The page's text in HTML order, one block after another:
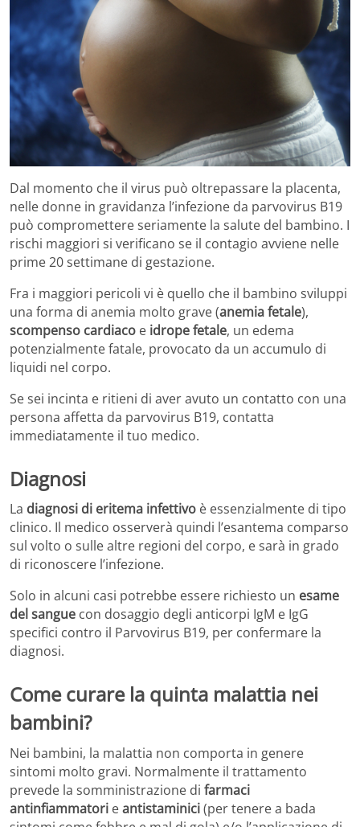
Dal momento che il virus può oltrepassare la placenta,
nelle donne in gravidanza l’infezione da parvovirus B19
può compromettere seriamente la salute del bambino. I
rischi maggiori si verificano se il contagio avviene nelle
prime 20 settimane di gestazione.
Fra i maggiori pericoli vi è quello che il bambino sviluppi
una forma di anemia molto grave (anemia fetale),
scompenso cardiaco e idrope fetale, un edema
potenzialmente fatale, provocato da un accumulo di
liquidi nel corpo.
Se sei incinta e ritieni di aver avuto un contatto con una
persona affetta da parvovirus B19, contatta
immediatamente il tuo medico.
Diagnosi
La diagnosi di eritema infettivo è essenzialmente di tipo
clinico. Il medico osserverà quindi l’esantema comparso
sul volto o sulle altre regioni del corpo, e sarà in grado
di riconoscere l’infezione.
Solo in alcuni casi potrebbe essere richiesto un esame
del sangue con dosaggio degli anticorpi IgM e IgG
specifici contro il Parvovirus B19, per confermare la
diagnosi.
Come curare la quinta malattia nei
bambini?
Nei bambini, la malattia non comporta in genere
sintomi molto gravi. Normalmente il trattamento
prevede la somministrazione di farmaci
antinfiammatori eantistaminici(per tenere a bada